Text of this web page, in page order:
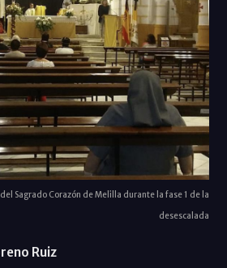
Sagrado Corazón de Melilla durante la fase 1 de la
desescalada
Ruiz